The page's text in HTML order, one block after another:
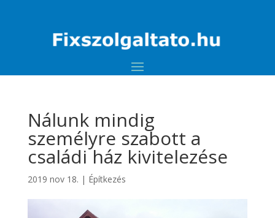
Nálunk mindig
személyre szabott a
családi ház kivitelezése
2019 nov 18. | Építkezés